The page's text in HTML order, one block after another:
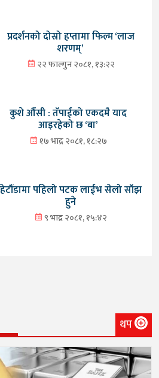
प्रदर्शनको दोस्रो हप्तामा फिल्म ‘लाज
शरणम्’
२२ फाल्गुन २०८१, १३:२२
कुशे औँसी : तँपाईको एकदमै याद
आइरहेको छ ‘बा’
१७ भाद्र २०८१, १८:२७
हेटौंडामा पहिलो पटक लाईभ सेलो साँझ
हुने
९ भाद्र २०८१, १५:४२
थप